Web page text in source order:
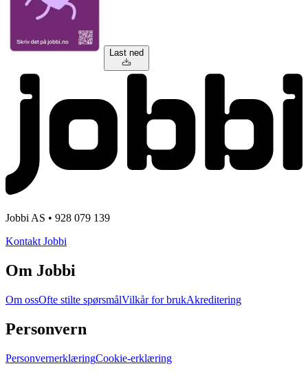
Last ned
Jobbi AS • 928 079 139
Kontakt Jobbi
Om Jobbi
Om ossOfte stilte spørsmålVilkår for brukAkreditering
Personvern
PersonvernerklæringCookie-erklæring